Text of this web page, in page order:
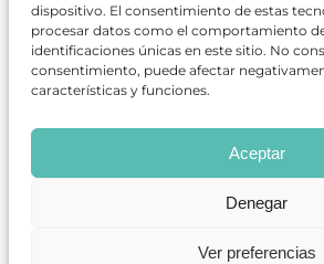
dispositivo. El consentimiento de estas
procesar datos como el comportamiento
identificaciones únicas en este sitio. No
consentimiento, puede afectar
características y funciones.
Aceptar
Denegar
Ver preferencias
RANKING MEJORES
BÚSQUEDA AVANZADA DE
Revista GODOTes una revista
en información sobre artes escénicas
que se distribuye en espacios
puntos de interés turístico y de